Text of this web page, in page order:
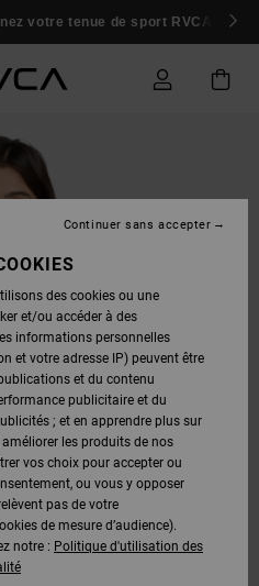
votre tenue de sport RVCA
des cookies ou une
et/ou accéder à des
informations personnelles
et votre adresse IP) peuvent être
et du contenu
publicitaire et du
; et en apprendre plus sur
les produits de nos
vos choix pour accepter ou
ou vous y opposer
pas de votre
de mesure d’audience).
notre : Politique d'utilisation des
Continuer sans accepter